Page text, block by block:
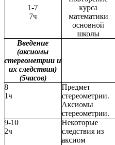
1-7
7ч
курса
математики
основной
школы
Введение
(аксиомы
стереометрии и
их следствия)
(5часов)
8
1ч
Предмет
стереометрии.
Аксиомы
стереометрии.
9-10
2ч
Некоторые
следствия из
аксиом